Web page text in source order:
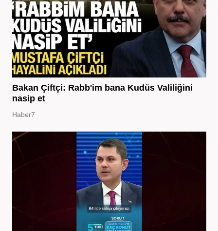
Bakan Çiftçi: Rabb'im bana Kudüs Valiliğini
nasip et
Haber7